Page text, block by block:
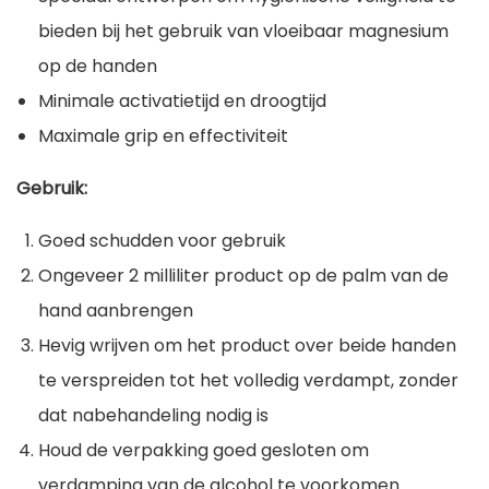
bieden bij het gebruik van vloeibaar magnesium
op de handen
Minimale activatietijd en droogtijd
Maximale grip en effectiviteit
Gebruik:
Goed schudden voor gebruik
Ongeveer 2 milliliter product op de palm van de
hand aanbrengen
Hevig wrijven om het product over beide handen
te verspreiden tot het volledig verdampt, zonder
dat nabehandeling nodig is
Houd de verpakking goed gesloten om